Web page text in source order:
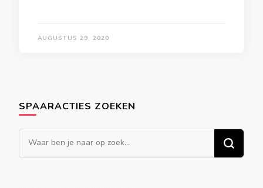
AUGUSTUS 29, 2020
SPAARACTIES ZOEKEN
Op
zoek